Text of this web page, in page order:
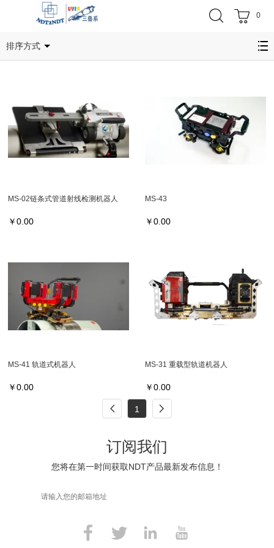
0
排序方式
MS-02链条式管道射线检测机器人
￥0.00
MS-43
￥0.00
MS-41 轨道式机器人
￥0.00
MS-31 重载型轨道机器人
￥0.00
1
订阅我们
您将在第一时间获取NDT产品最新发布信息！